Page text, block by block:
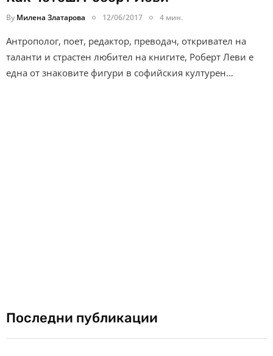
By Милена Златарова 12/06/2017 4 мин.
Антрополог, поет, редактор, преводач, откривател на
таланти и страстен любител на книгите, Роберт Леви е
една от знаковите фигури в софийския културен…
Последни публикации